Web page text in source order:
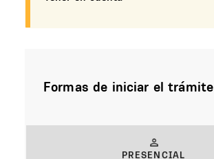
Formas de iniciar el trámite
PRESENCIAL